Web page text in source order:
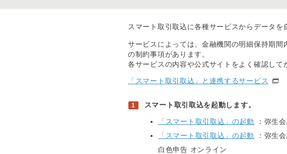
スマート取引取込に各種サービスからデータを
サービスによっては、金融機関の明細保持期
の制約事項があります。
各サービスの内容や公式サイトをよく確認して
「スマート取引取込」と連携するサービス
スマート取引取込を起動します。
「スマート取引取込」の起動
：弥生
「スマート取引取込」の起動
：弥生
白色申告 オンライン